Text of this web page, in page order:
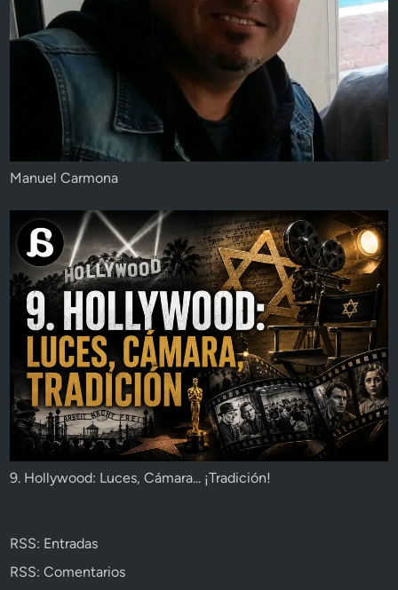
Manuel Carmona
9. Hollywood: Luces, Cámara... ¡Tradición!
RSS: Entradas
RSS: Comentarios